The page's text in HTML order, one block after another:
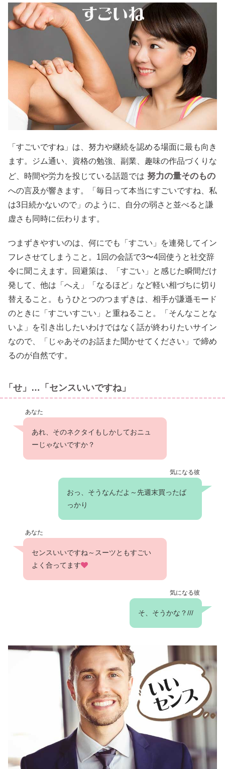
「すごいですね」は、努力や継続を認める場面に最も向き
ます。ジム通い、資格の勉強、副業、趣味の作品づくりな
ど、時間や労力を投じている話題では 努力の量そのもの
への言及が響きます。「毎日って本当にすごいですね、私
は3日続かないので」のように、自分の弱さと並べると謙
虚さも同時に伝わります。
つまずきやすいのは、何にでも「すごい」を連発してイン
フレさせてしまうこと。1回の会話で3〜4回使うと社交辞
令に聞こえます。回避策は、「すごい」と感じた瞬間だけ
発して、他は「へえ」「なるほど」など軽い相づちに切り
替えること。もうひとつのつまずきは、相手が謙遜モード
のときに「すごいすごい」と重ねること。「そんなことな
いよ」を引き出したいわけではなく話が終わりたいサイン
なので、「じゃあそのお話また聞かせてください」で締め
るのが自然です。
「せ」…「センスいいですね」
あなた
あれ、そのネクタイもしかしておニュ
ーじゃないですか？
気になる彼
おっ、そうなんだよ～先週末買ったば
っかり
あなた
センスいいですね～スーツともすごい
よく合ってます
気になる彼
そ、そうかな？///